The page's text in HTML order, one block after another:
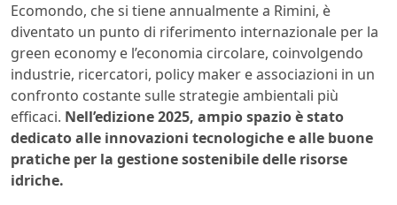
Ecomondo, che si tiene annualmente a Rimini, è
diventato un punto di riferimento internazionale per la
green economy e l’economia circolare, coinvolgendo
industrie, ricercatori, policy maker e associazioni in un
confronto costante sulle strategie ambientali più
efficaci. Nell’edizione 2025, ampio spazio è stato
dedicato alle innovazioni tecnologiche e alle buone
pratiche per la gestione sostenibile delle risorse
idriche.